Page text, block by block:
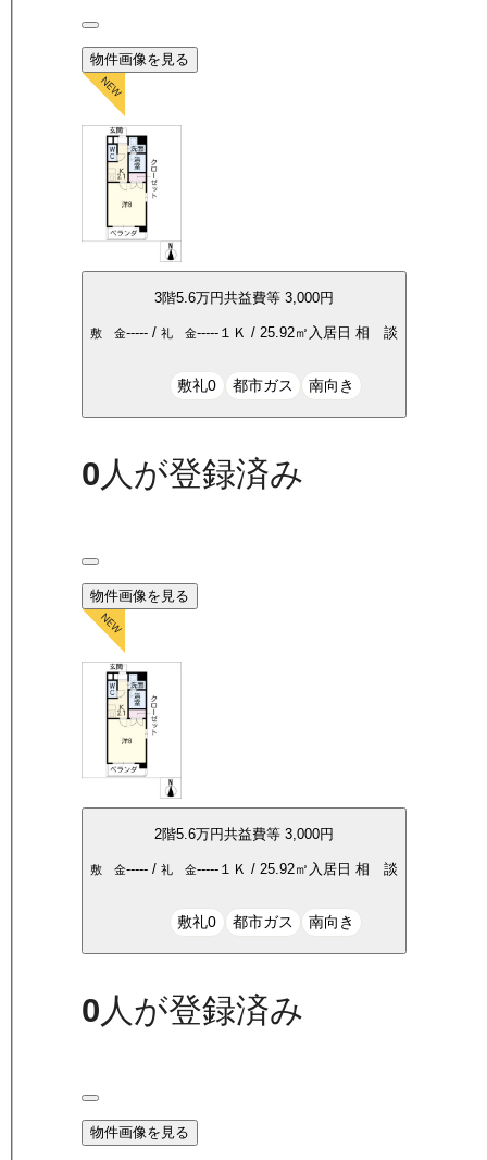
物件画像を見る
3階5.6万円共益費等3,000円
敷 金----- /礼 金----- １Ｋ / 25.92㎡ 入居日相 談
敷礼0 都市ガス 南向き
0人が登録済み
物件画像を見る
2階5.6万円共益費等3,000円
敷 金----- /礼 金----- １Ｋ / 25.92㎡ 入居日相 談
敷礼0 都市ガス 南向き
0人が登録済み
物件画像を見る